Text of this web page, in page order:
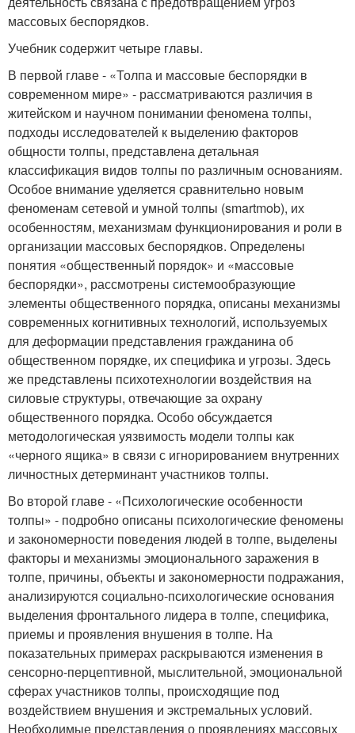
массовых беспорядков.
Учебник содержит четыре главы.
В первой главе - «Толпа и массовые беспорядки в
современном мире» - рассматриваются различия в
житейском и научном понимании феномена толпы,
подходы исследователей к выделению факторов
общности толпы, представлена детальная
классификация видов толпы по различным основаниям.
Особое внимание уделяется сравнительно новым
феноменам сетевой и умной толпы (smartmob), их
особенностям, механизмам функционирования и роли в
организации массовых беспорядков. Определены
понятия «общественный порядок» и «массовые
беспорядки», рассмотрены системообразующие
элементы общественного порядка, описаны механизмы
современных когнитивных технологий, используемых
для деформации представления гражданина об
общественном порядке, их специфика и угрозы. Здесь
же представлены психотехнологии воздействия на
силовые структуры, отвечающие за охрану
общественного порядка. Особо обсуждается
методологическая уязвимость модели толпы как
«черного ящика» в связи с игнорированием внутренних
личностных детерминант участников толпы.
Во второй главе - «Психологические особенности
толпы» - подробно описаны психологические феномены
и закономерности поведения людей в толпе, выделены
факторы и механизмы эмоционального заражения в
толпе, причины, объекты и закономерности подражания,
анализируются социально-психологические основания
выделения фронтального лидера в толпе, специфика,
приемы и проявления внушения в толпе. На
показательных примерах раскрываются изменения в
сенсорно-перцептивной, мыслительной, эмоциональной
сферах участников толпы, происходящие под
воздействием внушения и экстремальных условий.
Необходимые представления о проявлениях массовых